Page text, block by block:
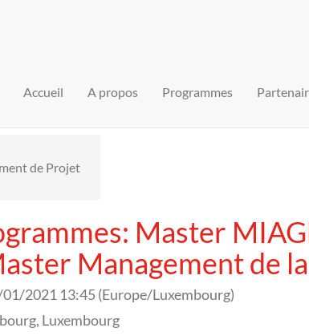
Accueil A propos Programmes
de Projet
Master
Management de
2021 13:45(Europe/Luxembourg)
, Luxembourg